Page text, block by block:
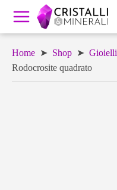
Home ➤ Shop ➤ Gioielli
Rodocrosite quadrato